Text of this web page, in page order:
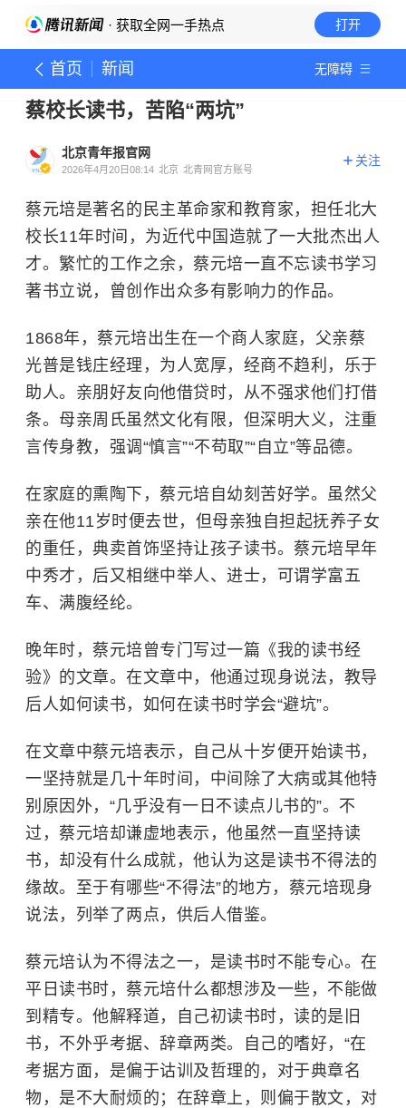
· 获取全网一手热点 打开
首页 新闻 无障碍
蔡校长读书，苦陷“两坑”
北京青年报官网
2026年4月20日08:14 北京 北青网官方账号
关注
蔡元培是著名的民主革命家和教育家，担任北大
校长11年时间，为近代中国造就了一大批杰出人
才。繁忙的工作之余，蔡元培一直不忘读书学习
著书立说，曾创作出众多有影响力的作品。
1868年，蔡元培出生在一个商人家庭，父亲蔡
光普是钱庄经理，为人宽厚，经商不趋利，乐于
助人。亲朋好友向他借贷时，从不强求他们打借
条。母亲周氏虽然文化有限，但深明大义，注重
言传身教，强调“慎言”“不苟取”“自立”等品德。
在家庭的熏陶下，蔡元培自幼刻苦好学。虽然父
亲在他11岁时便去世，但母亲独自担起抚养子女
的重任，典卖首饰坚持让孩子读书。蔡元培早年
中秀才，后又相继中举人、进士，可谓学富五
车、满腹经纶。
晚年时，蔡元培曾专门写过一篇《我的读书经
验》的文章。在文章中，他通过现身说法，教导
后人如何读书，如何在读书时学会“避坑”。
在文章中蔡元培表示，自己从十岁便开始读书，
一坚持就是几十年时间，中间除了大病或其他特
别原因外，“几乎没有一日不读点儿书的”。不
过，蔡元培却谦虚地表示，他虽然一直坚持读
书，却没有什么成就，他认为这是读书不得法的
缘故。至于有哪些“不得法”的地方，蔡元培现身
说法，列举了两点，供后人借鉴。
蔡元培认为不得法之一，是读书时不能专心。在
平日读书时，蔡元培什么都想涉及一些，不能做
到精专。他解释道，自己初读书时，读的是旧
书，不外乎考据、辞章两类。自己的嗜好，“在
考据方面，是偏于诂训及哲理的，对于典章名
物，是不大耐烦的；在辞章上，则偏于散文，对